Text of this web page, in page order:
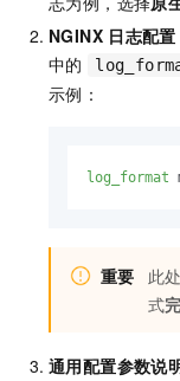
NGINX 日志配置
中的
示例：
log_format
重要
此
式
通用配置参数说